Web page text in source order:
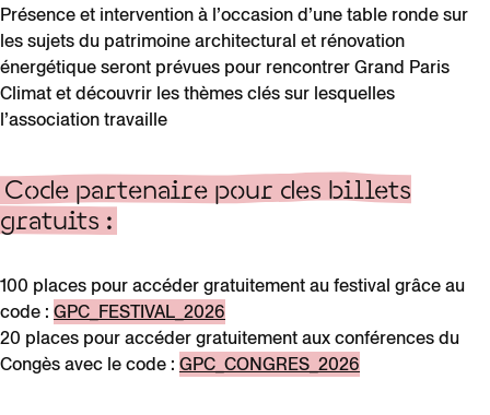
Présence et intervention à l’occasion d’une table ronde sur
les sujets du patrimoine architectural et rénovation
énergétique seront prévues pour rencontrer Grand Paris
Climat et découvrir les thèmes clés sur lesquelles
l’association travaille
Code partenaire pour des billets
gratuits :
100 places pour accéder gratuitement au festival grâce au
code : GPC_FESTIVAL_2026
20 places pour accéder gratuitement aux conférences du
Congès avec le code : GPC_CONGRES_2026